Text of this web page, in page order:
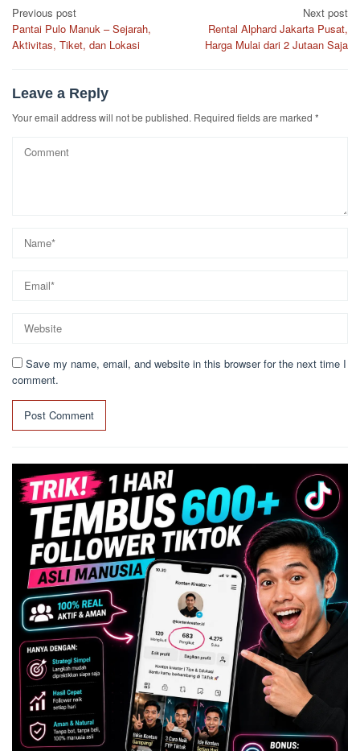
Post
navigation
Previous post
Pantai Pulo Manuk – Sejarah,
Aktivitas, Tiket, dan Lokasi
Next post
Rental Alphard Jakarta Pusat,
Harga Mulai dari 2 Jutaan Saja
Leave a Reply
Your email address will not be published. Required fields are marked *
Save my name, email, and website in this browser for the next time I
comment.